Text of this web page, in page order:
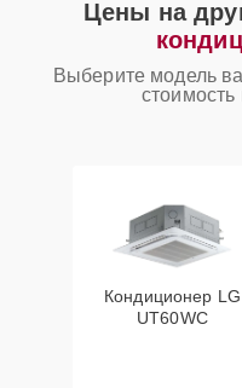
Цены на
Выберите модель
стоимость
Кондиционер LG
UT60WC